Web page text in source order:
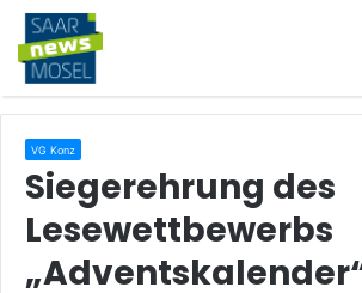
VG Konz
Siegerehrung des
Lesewettbewerbs